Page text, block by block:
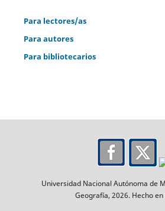
Para lectores/as
Para autores
Para bibliotecarios
Universidad Nacional Autónoma de
Geografía, 2026. Hecho